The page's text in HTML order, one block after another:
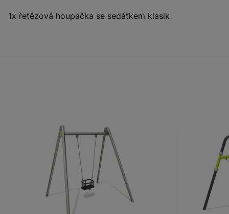
1x řetězová houpačka se sedátkem klasik